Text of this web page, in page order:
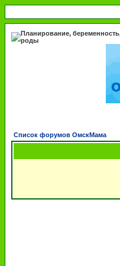
Планирование,
роды
Список форумов ОмскМама